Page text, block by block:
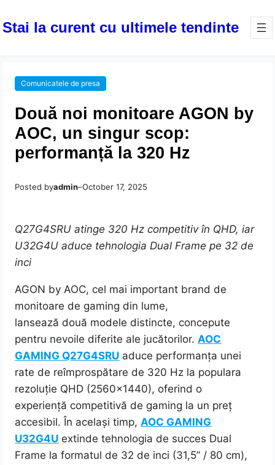
Stai la curent cu ultimele tendinte
Comunicatele de presa
Două noi monitoare AGON by
AOC, un singur scop:
performanță la 320 Hz
Posted byadmin–October 17, 2025
Q27G4SRU atinge 320 Hz competitiv în QHD, iar
U32G4U aduce tehnologia Dual Frame pe 32 de
inci
AGON by AOC, cel mai important brand de
monitoare de gaming din lume,
lansează două modele distincte, concepute
pentru nevoile diferite ale jucătorilor.AOC
GAMING Q27G4SRU aduce performanța unei
rate de reîmprospătare de 320 Hz la populara
rezoluție QHD (2560×1440), oferind o
experiență competitivă de gaming la un preț
accesibil. În același timp,AOC GAMING
U32G4U extinde tehnologia de succes Dual
Frame la formatul de 32 de inci (31,5” / 80 cm),